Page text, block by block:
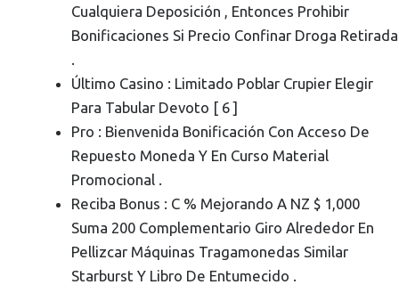
Cualquiera Deposición , Entonces Prohibir
Bonificaciones Si Precio Confinar Droga Retirada
.
Último Casino : Limitado Poblar Crupier Elegir
Para Tabular Devoto [ 6 ]
Pro : Bienvenida Bonificación Con Acceso De
Repuesto Moneda Y En Curso Material
Promocional .
Reciba Bonus : C % Mejorando A NZ $ 1,000
Suma 200 Complementario Giro Alrededor En
Pellizcar Máquinas Tragamonedas Similar
Starburst Y Libro De Entumecido .